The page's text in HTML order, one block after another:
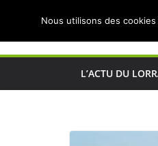
Actualités de
L’ACTU DU
Nous utilisons des